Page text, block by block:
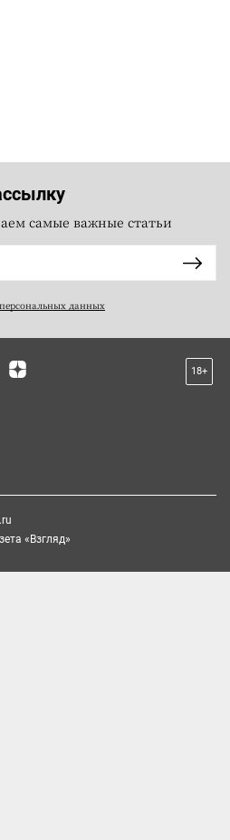
самые важные статьи
данных
18+
«Взгляд»